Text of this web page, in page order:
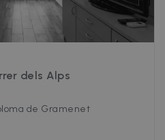
dels Alps
de Gramenet